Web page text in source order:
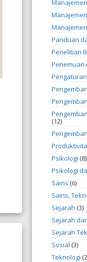
Manajemen
Panduan
Penelitian
Penemuan
(12)
Psikologi (8)
Psikologi
Sains (6)
Sains,
Sejarah (3)
Sejarah
Sejarah
Sosial (3)
Teknologi